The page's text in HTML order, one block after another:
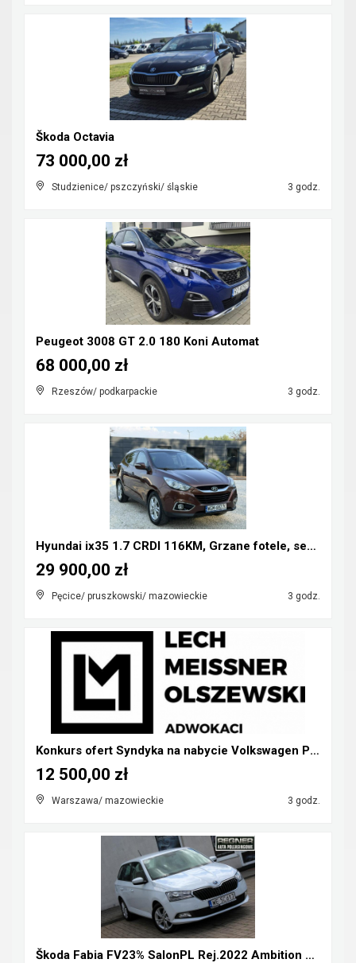
Škoda Octavia
Studzienice/ pszczyński/ śląskie 3 godz.
73 000,00 zł
Peugeot 3008 GT 2.0 180 Koni Automat
Rzeszów/ podkarpackie 3 godz.
68 000,00 zł
Hyundai ix35 1.7 CRDI 116KM, Grzane fotele, serwis...
Pęcice/ pruszkowski/ mazowieckie 3 godz.
29 900,00 zł
Konkurs ofert Syndyka na nabycie Volkswagen Phaeto...
Warszawa/ mazowieckie 3 godz.
12 500,00 zł
Škoda Fabia FV23% SalonPL Rej.2022 Ambition 1.0TSI...